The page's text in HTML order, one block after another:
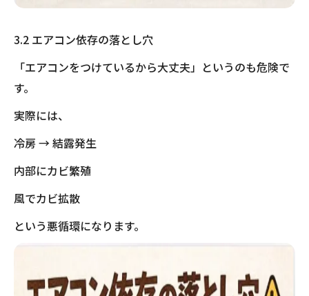
3.2 エアコン依存の落とし穴
「エアコンをつけているから大丈夫」というのも危険で
す。
実際には、
冷房 → 結露発生
内部にカビ繁殖
風でカビ拡散
という悪循環になります。